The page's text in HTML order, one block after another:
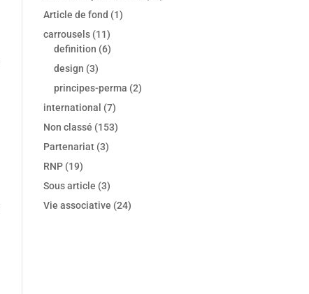
Article de fond (1)
carrousels(11)
definition (6)
design (3)
principes-perma (2)
international (7)
Non classé (153)
Partenariat(3)
RNP(19)
Sous article (3)
Vie associative (24)